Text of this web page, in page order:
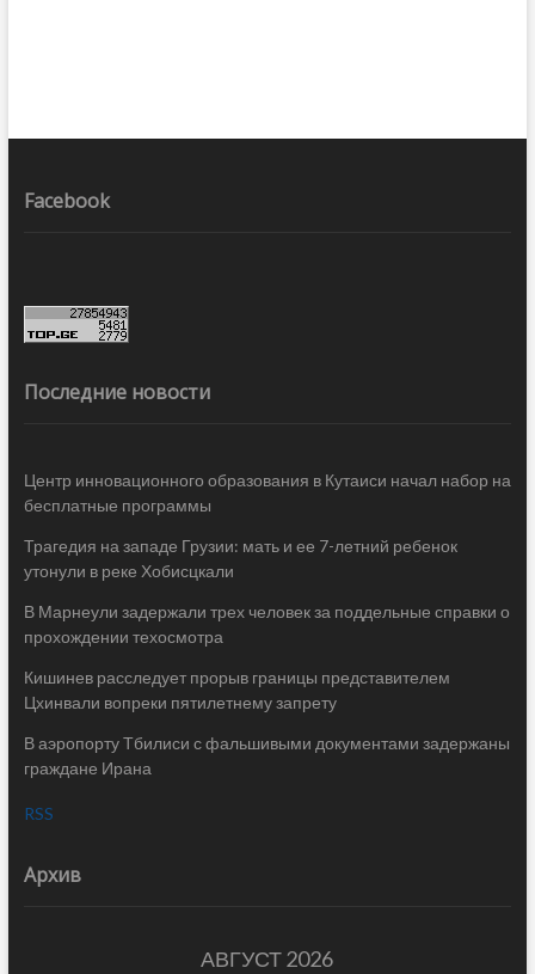
Facebook
Последние новости
Центр инновационного образования в Кутаиси начал набор на
бесплатные программы
Трагедия на западе Грузии: мать и ее 7-летний ребенок
утонули в реке Хобисцкали
В Марнеули задержали трех человек за поддельные справки о
прохождении техосмотра
Кишинев расследует прорыв границы представителем
Цхинвали вопреки пятилетнему запрету
В аэропорту Тбилиси с фальшивыми документами задержаны
граждане Ирана
RSS
Архив
АВГУСТ 2026